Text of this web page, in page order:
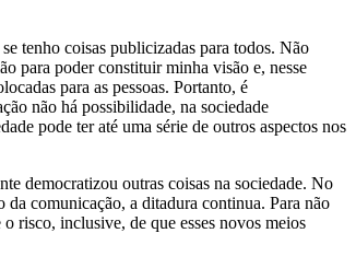
tenho coisas publicizadas para todos. Não
para poder constituir minha visão e, nesse
para as pessoas. Portanto, é
não há possibilidade, na sociedade
pode ter até uma série de outros aspectos nos
democratizou outras coisas na sociedade. No
comunicação, a ditadura continua. Para não
risco, inclusive, de que esses novos meios